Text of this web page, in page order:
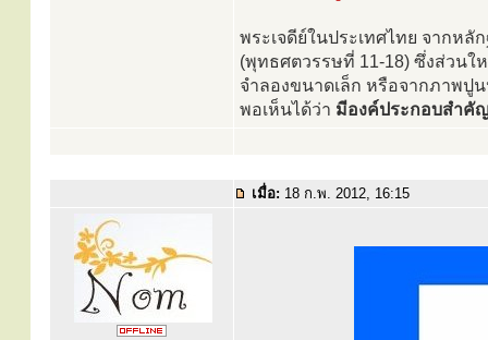
พระเจดีย์ในประเทศไทย จากห
(พุทธศตวรรษที่ 11-18) ซึ่งส่วน
จำลองขนาดเล็ก หรือจากภาพปู
พอเห็นได้ว่า มีองค์ประกอบสำคั
เมื่อ: 18 ก.พ. 2012, 16:15